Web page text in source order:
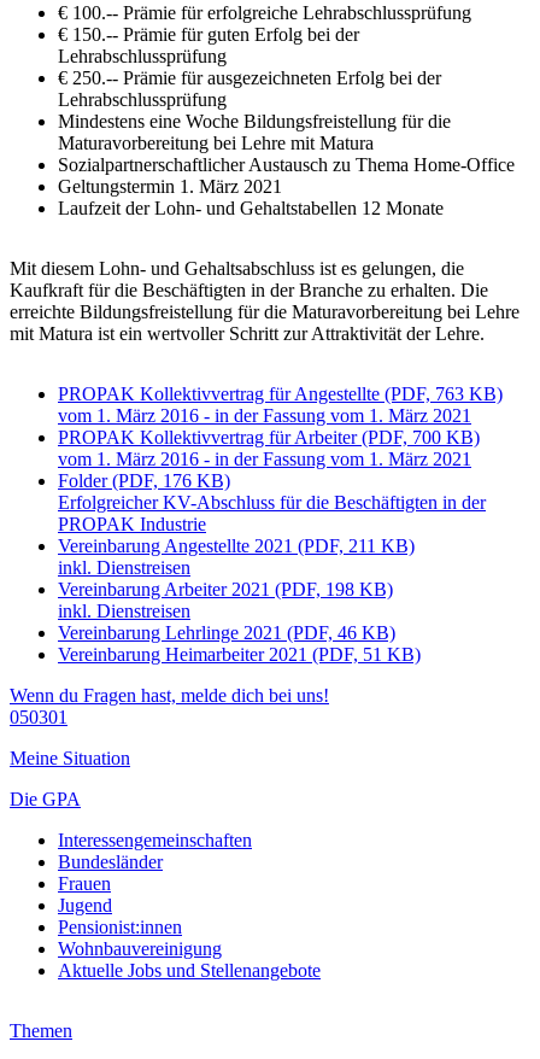
€ 100.-- Prämie für erfolgreiche Lehrabschlussprüfung
€ 150.-- Prämie für guten Erfolg bei der
Lehrabschlussprüfung
€ 250.-- Prämie für ausgezeichneten Erfolg bei der
Lehrabschlussprüfung
Mindestens eine Woche Bildungsfreistellung für die
Maturavorbereitung bei Lehre mit Matura
Sozialpartnerschaftlicher Austausch zu Thema Home-Office
Geltungstermin 1. März 2021
Laufzeit der Lohn- und Gehaltstabellen 12 Monate
Mit diesem Lohn- und Gehaltsabschluss ist es gelungen, die
Kaufkraft für die Beschäftigten in der Branche zu erhalten. Die
erreichte Bildungsfreistellung für die Maturavorbereitung bei Lehre
mit Matura ist ein wertvoller Schritt zur Attraktivität der Lehre.
PROPAK Kollektivvertrag für Angestellte (PDF, 763 KB)
vom 1. März 2016 - in der Fassung vom 1. März 2021
PROPAK Kollektivvertrag für Arbeiter (PDF, 700 KB)
vom 1. März 2016 - in der Fassung vom 1. März 2021
Folder (PDF, 176 KB)
Erfolgreicher KV-Abschluss für die Beschäftigten in der
PROPAK Industrie
Vereinbarung Angestellte 2021 (PDF, 211 KB)
inkl. Dienstreisen
Vereinbarung Arbeiter 2021 (PDF, 198 KB)
inkl. Dienstreisen
Vereinbarung Lehrlinge 2021 (PDF, 46 KB)
Vereinbarung Heimarbeiter 2021 (PDF, 51 KB)
Wenn du Fragen hast, melde dich bei uns!
050301
Meine Situation
Die GPA
Interessengemeinschaften
Bundesländer
Frauen
Jugend
Pensionist:innen
Wohnbauvereinigung
Aktuelle Jobs und Stellenangebote
Themen